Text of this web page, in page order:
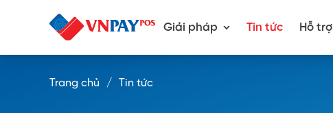
Giải pháp Tin tức Hỗ trợ
Trang chủ Tin tức